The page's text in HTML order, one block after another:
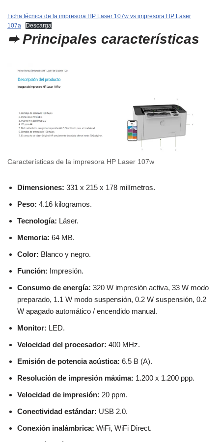
Ficha técnica de la impresora HP Laser 107w vs impresora HP Laser
107a
Descarga
➨ Principales características
Características de la impresora HP Laser 107w
Dimensiones: 331 x 215 x 178 milímetros.
Peso: 4.16 kilogramos.
Tecnología: Láser.
Memoria: 64 MB.
Color: Blanco y negro.
Función: Impresión.
Consumo de energía: 320 W impresión activa, 33 W modo
preparado, 1.1 W modo suspensión, 0.2 W suspensión, 0.2
W apagado automático / encendido manual.
Monitor: LED.
Velocidad del procesador: 400 MHz.
Emisión de potencia acústica: 6.5 B (A).
Resolución de impresión máxima: 1.200 x 1.200 ppp.
Velocidad de impresión: 20 ppm.
Conectividad estándar: USB 2.0.
Conexión inalámbrica: WiFi, WiFi Direct.